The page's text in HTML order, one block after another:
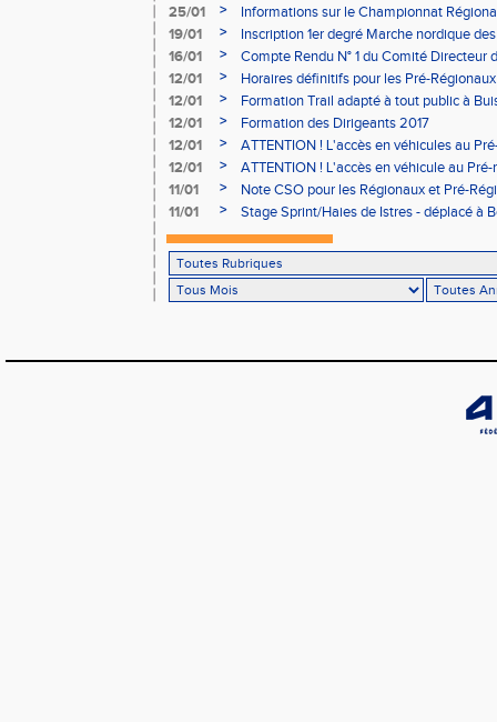
25/01
>
Informations sur le Championnat
05/02
19/01 >
Inscription 1er degré Marche nordique
03/02 (sous condition)
16/01 >
Compte Rendu N° 1 du Comité Directeur
12/01
>
Horaires définitifs pour les Pré-
Aubière
12/01 >
Formation Trail adapté à tout public à
12/01
>
Formation des Dirigeants 2017
12/01
>
ATTENTION ! L'accès en véhicules au
Bains sera réglementé
12/01 >
ATTENTION ! L'accès en véhicule au
Bains sera réglementé
11/01 >
Note CSO pour les Régionaux et Pré-
11/01
> Stage Sprint/Haies de Istres - déplacé à